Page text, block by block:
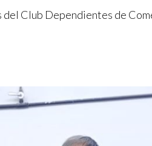
del Club Dependientes de